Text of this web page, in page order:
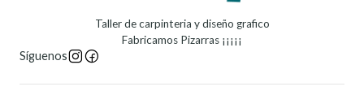
Taller de carpinteria y diseño grafico
Fabricamos Pizarras ¡¡¡¡¡
Síguenos